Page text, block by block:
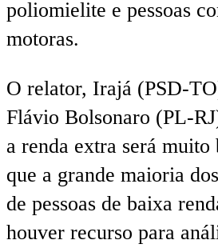
poliomielite e pessoas
motoras.
O relator, Irajá (PSD-
Flávio Bolsonaro (PL-
a renda extra será
que a grande maioria
de pessoas de baixa
houver recurso para